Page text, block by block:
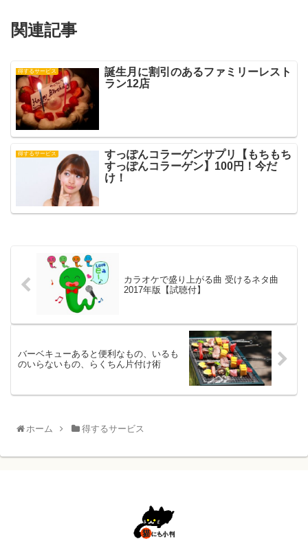
関連記事
得するサービス
誕生月に割引のあるファミリーレスト
ラン12店
得するサービス
すっぽんコラーゲンサプリ【もちもち
すっぽんコラーゲン】100円！今だ
け！
カラオケで盛り上がる曲 受けるネタ曲
2017年版【試聴付】
バーベキューあると便利なもの、いるも
のいらないもの、らくちん片付け術
ホーム 得するサービス